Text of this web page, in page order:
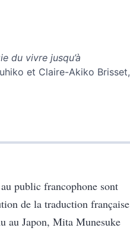
du vivre jusqu’à
et Claire-Akiko Brisset,
public francophone sont
de la traduction française
au Japon, Mita Munesuke